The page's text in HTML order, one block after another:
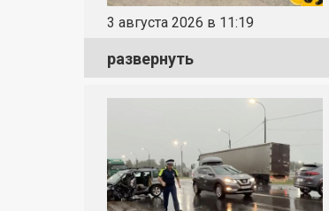
3 августа 2026 в 11:19
развернуть